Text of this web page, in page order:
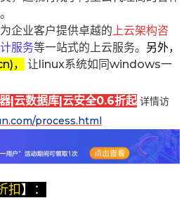
企业客户提供卓越的 上云架构咨
服务等一站式的上云服务。 另外，
，
让linux系统如同windows一
|云数据库|云安全0.6折起 详情访
process.html
扣】：